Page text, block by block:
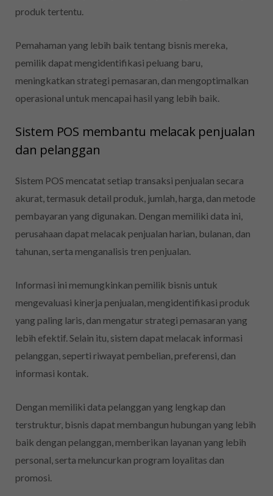
produk tertentu.
Pemahaman yang lebih baik tentang bisnis mereka,
pemilik dapat mengidentifikasi peluang baru,
meningkatkan strategi pemasaran, dan mengoptimalkan
operasional untuk mencapai hasil yang lebih baik.
Sistem POS membantu melacak penjualan
dan pelanggan
Sistem POS mencatat setiap transaksi penjualan secara
akurat, termasuk detail produk, jumlah, harga, dan metode
pembayaran yang digunakan. Dengan memiliki data ini,
perusahaan dapat melacak penjualan harian, bulanan, dan
tahunan, serta menganalisis tren penjualan.
Informasi ini memungkinkan pemilik bisnis untuk
mengevaluasi kinerja penjualan, mengidentifikasi produk
yang paling laris, dan mengatur strategi pemasaran yang
lebih efektif. Selain itu, sistem dapat melacak informasi
pelanggan, seperti riwayat pembelian, preferensi, dan
informasi kontak.
Dengan memiliki data pelanggan yang lengkap dan
terstruktur, bisnis dapat membangun hubungan yang lebih
baik dengan pelanggan, memberikan layanan yang lebih
personal, serta meluncurkan program loyalitas dan
promosi.